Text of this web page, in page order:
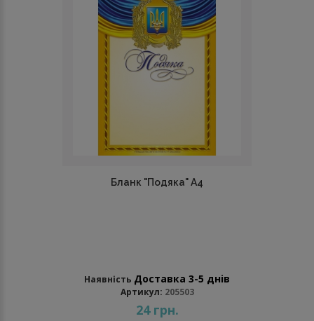
Бланк "Подяка" А4
Наявність Доставка 3-5 днів
Артикул: 205503
24 грн.